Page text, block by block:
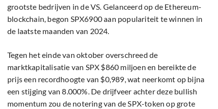
grootste bedrijven in de VS. Gelanceerd op de Ethereum-
blockchain, begon SPX6900 aan populariteit te winnen in
de laatste maanden van 2024.
Tegen het einde van oktober overschreed de
marktkapitalisatie van SPX $860 miljoen en bereikte de
prijs een recordhoogte van $0,989, wat neerkomt op bijna
een stijging van 8.000%. De drijfveer achter deze bullish
momentum zou de notering van de SPX-token op grote